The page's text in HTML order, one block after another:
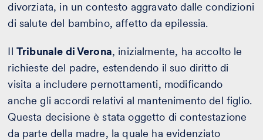
divorziata, in un contesto aggravato dalle condizioni
di salute del bambino, affetto da epilessia.
Il Tribunale di Verona, inizialmente, ha accolto le
richieste del padre, estendendo il suo diritto di
visita a includere pernottamenti, modificando
anche gli accordi relativi al mantenimento del figlio.
Questa decisione è stata oggetto di contestazione
da parte della madre, la quale ha evidenziato